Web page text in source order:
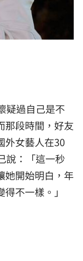
疑過自己是不
那段時間，好友
外女藝人在30
說：「這一秒
她開始明白，年
不一樣。」